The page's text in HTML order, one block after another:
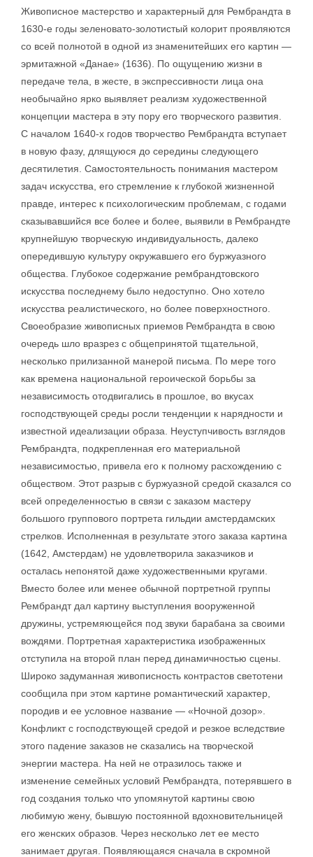
Живописное мастерство и характерный для Рембрандта в
1630-е годы зеленовато-золотистый колорит проявляются
со всей полнотой в одной из знаменитейших его картин —
эрмитажной «Данае» (1636). По ощущению жизни в
передаче тела, в жесте, в экспрессивности лица она
необычайно ярко выявляет реализм художественной
концепции мастера в эту пору его творческого развития.
С началом 1640-х годов творчество Рембрандта вступает
в новую фазу, длящуюся до середины следующего
десятилетия. Самостоятельность понимания мастером
задач искусства, его стремление к глубокой жизненной
правде, интерес к психологическим проблемам, с годами
сказывавшийся все более и более, выявили в Рембрандте
крупнейшую творческую индивидуальность, далеко
опередившую культуру окружавшего его буржуазного
общества. Глубокое содержание рембрандтовского
искусства последнему было недоступно. Оно хотело
искусства реалистического, но более поверхностного.
Своеобразие живописных приемов Рембрандта в свою
очередь шло вразрез с общепринятой тщательной,
несколько прилизанной манерой письма. По мере того
как времена национальной героической борьбы за
независимость отодвигались в прошлое, во вкусах
господствующей среды росли тенденции к нарядности и
известной идеализации образа. Неуступчивость взглядов
Рембрандта, подкрепленная его материальной
независимостью, привела его к полному расхождению с
обществом. Этот разрыв с буржуазной средой сказался со
всей определенностью в связи с заказом мастеру
большого группового портрета гильдии амстердамских
стрелков. Исполненная в результате этого заказа картина
(1642, Амстердам) не удовлетворила заказчиков и
осталась непонятой даже художественными кругами.
Вместо более или менее обычной портретной группы
Рембрандт дал картину выступления вооруженной
дружины, устремяющейся под звуки барабана за своими
вождями. Портретная характеристика изображенных
отступила на второй план перед динамичностью сцены.
Широко задуманная живописность контрастов светотени
сообщила при этом картине романтический характер,
породив и ее условное название — «Ночной дозор».
Конфликт с господствующей средой и резкое вследствие
этого падение заказов не сказались на творческой
энергии мастера. На ней не отразилось также и
изменение семейных условий Рембрандта, потерявшего в
год создания только что упомянутой картины свою
любимую жену, бывшую постоянной вдохновительницей
его женских образов. Через несколько лет ее место
занимает другая. Появляющаяся сначала в скромной